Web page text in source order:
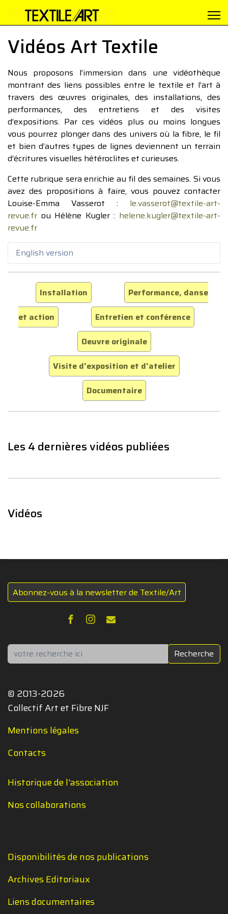
Vidéos Art Textile
Nous proposons l’immersion dans une vidéothèque
montrant des liens possibles entre le textile et l’art à
travers des œuvres originales, des installations, des
performances, des entretiens et des visites
d’expositions. Par ces vidéos plus ou moins longues
vous pourrez plonger dans des univers où la fibre, le fil
et bien d’autres types de lignes deviennent un terrain
d’écritures visuelles hétéroclites et curieuses.
Cette rubrique sera enrichie au fil des semaines. Si vous
avez des propositions à faire, vous pouvez contacter
Louise-Emma Vasserot : le.vasserot@textile-art-
revue.fr ou Hélène Kugler : helene.kugler@textile-art-
revue.fr
English version
Installation
Performance, danse
et action
Entretien et conférence
Oeuvre originale
Visite d'exposition et d'atelier
Documentaire
Les 4 dernières vidéos publiées
Vidéos
Abonnez-vous à la newsletter de Textile/Art
Rechercher Recherche
© 2013-2026
Collectif Art et Fibre NJF
Mentions légales
Contacts
Historique de l'association
Nos collaborations
Disponibilités de nos publications
Archives Editoriaux
Liens documentaires